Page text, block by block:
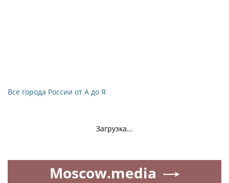
Все города России от А до Я
Загрузка...
Moscow.media